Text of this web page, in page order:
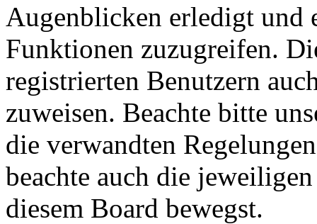
Augenblicken erledigt und
Funktionen zuzugreifen.
registrierten Benutzern
zuweisen. Beachte bitte
die verwandten
beachte auch die
diesem Board bewegst.